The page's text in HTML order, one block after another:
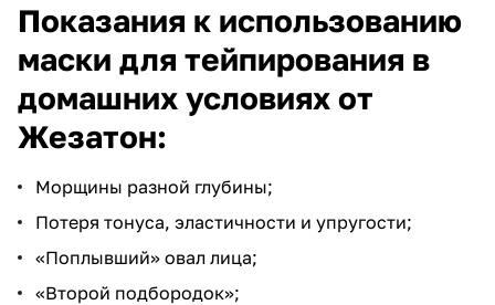
Показания к использованию
маски для тейпирования в
домашних условиях от
Жезатон:
Морщины разной глубины;
Потеря тонуса, эластичности и упругости;
«Поплывший» овал лица;
«Второй подбородок»;